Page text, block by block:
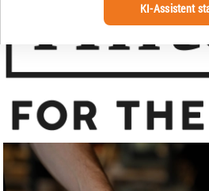
KI-Assistent